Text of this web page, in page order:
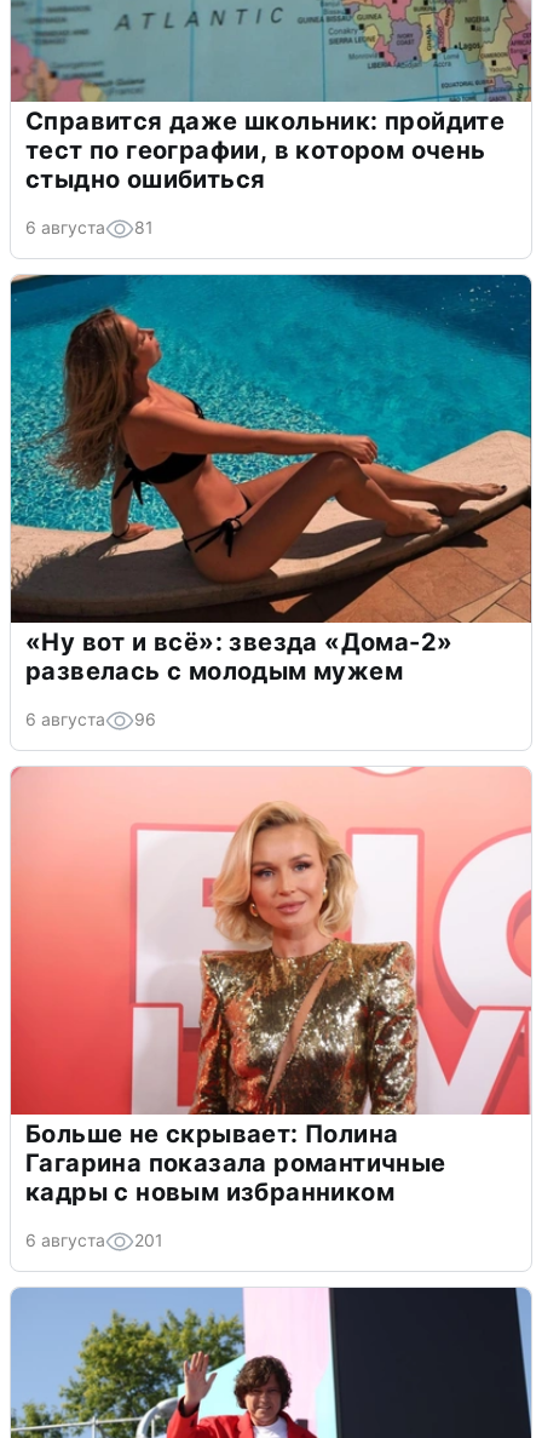
Справится даже школьник: пройдите
тест по географии, в котором очень
стыдно ошибиться
6 августа 81
«Ну вот и всё»: звезда «Дома-2»
развелась с молодым мужем
6 августа 96
Больше не скрывает: Полина
Гагарина показала романтичные
кадры с новым избранником
6 августа 201